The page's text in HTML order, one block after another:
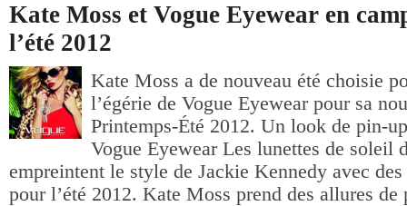
Kate Moss et Vogue Eyewear en
l’été 2012
Kate Moss a de nouveau été choisie
l’égérie de Vogue Eyewear pour sa
Printemps-Été 2012. Un look de pin-
Vogue Eyewear Les lunettes de soleil
empreintent le style de Jackie Kennedy avec
pour l’été 2012. Kate Moss prend des allures de